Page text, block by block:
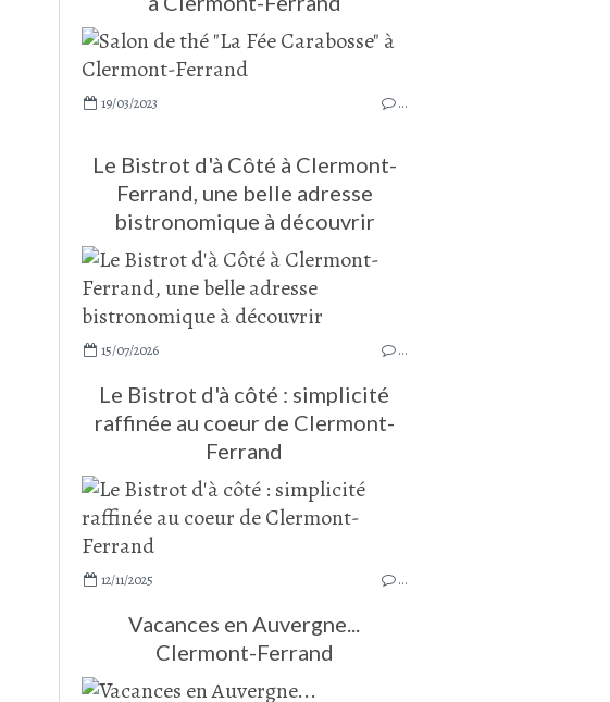
19/03/2023 …
Le Bistrot d'à Côté à Clermont-
Ferrand, une belle adresse
bistronomique à découvrir
15/07/2026 …
Le Bistrot d'à côté : simplicité
raffinée au coeur de Clermont-
Ferrand
12/11/2025 …
Vacances en Auvergne...
Clermont-Ferrand